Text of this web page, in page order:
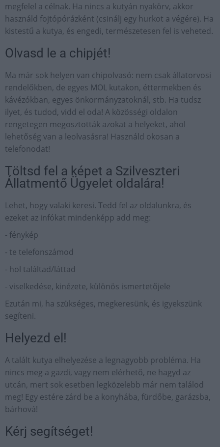
megfelel a célnak. Ha nincs a kutyán nyakörv, akkor
használd fojtópórázként (csinálj egy hurkot a végére). Ha
kistestű a kutya, és engedi, természetesen fel is veheted.
Olvasd le a chipjét!
Ma már sok helyen van chipolvasó: nem csak állatorvosi
rendelőkben, de egyes MOL kutakon, éttermekben és
kávézókban, egyes önkormányzatoknál, stb. Ha tudsz
ilyet, és tudod, vidd el oda! A közösségi oldalon
rengetegen megosztották azokat a helyeket, ahol
lehetőség van a leolvasásra! Használd okosan a
telefonodat!
Töltsd fel a képet a Szilveszteri
Állatmentő Ügyelet oldalára!
Lehet, hogy valaki keresi. Tedd fel az oldalunkra, és
ezeket az infókat mindenképp add meg:
- fénykép
- te telefonszámod
- hol találtad/láttad
- viselkedése, kinézete, különös ismertetőjele
Ezután mi, ha szükséges, megkeresünk, és igyekszünk
segíteni.
Helyezd el!
A talált kutya elhelyezése a legnagyobb probléma. Ha
nincs meg a gazdi, vagy nem elérhető, ne hagyd az
utcán, mert sok esetben legközelebb már nem találod
meg! Egy estére zárd be a konyhába, fürdőbe, garázsba,
bárhová!
Kérj segítséget!